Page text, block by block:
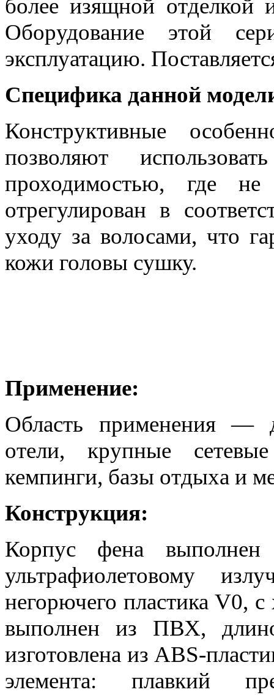
более изящной
Оборудование этой
эксплуатацию.
Специфика данной
Конструктивные
позволяют
проходимостью, где не
отрегулирован в
уходу за волосами, что
кожи головы сушку.
Применение:
Область применения —
отели, крупные
кемпинги, базы отдыха и
Конструкция:
Корпус фена
ультрафиолетовому
негорючего пластика V0,
выполнен из ПВХ,
изготовлена из ABS-
элемента: плавкий